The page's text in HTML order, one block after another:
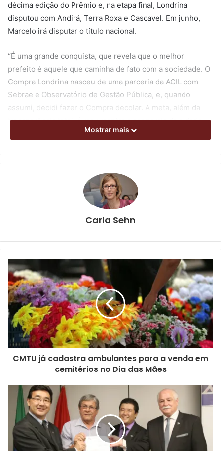
décima edição do Prêmio e, na etapa final, Londrina
disputou com Andirá, Terra Roxa e Cascavel. Em junho,
Marcelo irá disputar o título nacional.
“É uma grande conquista, que revela que o melhor
prefeito é aquele que caminha de fato com a sociedade. O
Compra Londrina nasceu de uma parceria da ACIL com
Sebrae e Observatório de Gestão Pública, e, quando
assumi, decidi fazer o Compra decolar. A meta, além da
transparência total, é movimentar a economia da cidade,
principalmente fortalecer os micro e pequenos
prefeitura faz a sua parte, pagando os fornecedores
rigorosamente em dia”, afirmou o prefeito, ao ser
informado sobre a conquista do prêmio.
Com o Programa Compra Londrina, de cada 100 contratos
passaram a ser firmados com empresas da cidade –
ganhadoras de licitações e pregões. Antes do Programa,
apenas 16 de cada 100 contratos ficavam com empresas
daqui. Em 2018, as empresas de Londrina contrataram
vendas no valor de R$ 80 milhões com a Prefeitura, 50
milhões a mais do que antes desta administração. O
Programa conta com uma rede ampla de suporte a
qualquer empresário que nunca tenha disputado licitações
e queira entender como entrar em processos de compras
públicas. O Compra Londrina tem uma Sala de
empresas e fornecedores.
Para Sérgio Osório, gestor de Ambiente de Negócios do
Sebrae, o Prefeito Empreendedor é o reconhecimento de
um trabalho da sociedade e do prefeito, que estabeleceu
Mostrar mais
Carla Sehn
CMTU já cadastra ambulantes para a venda em
cemitérios no Dia das Mães